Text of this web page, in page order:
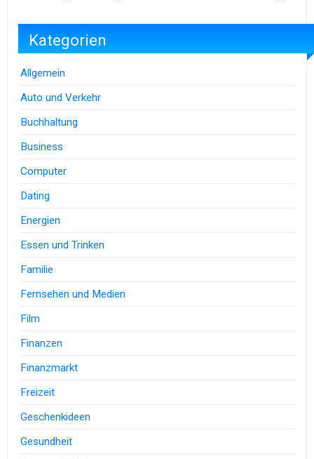
Kategorien
Allgemein
Auto und Verkehr
Buchhaltung
Business
Computer
Dating
Energien
Essen und Trinken
Familie
Fernsehen und Medien
Film
Finanzen
Finanzmarkt
Freizeit
Geschenkideen
Gesundheit